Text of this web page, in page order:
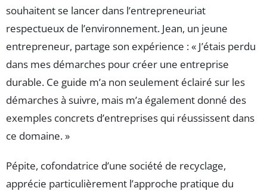
souhaitent se lancer dans l’entrepreneuriat
respectueux de l’environnement. Jean, un jeune
entrepreneur, partage son expérience : « J’étais perdu
dans mes démarches pour créer une entreprise
durable. Ce guide m’a non seulement éclairé sur les
démarches à suivre, mais m’a également donné des
exemples concrets d’entreprises qui réussissent dans
ce domaine. »
Pépite, cofondatrice d’une société de recyclage,
apprécie particulièrement l’approche pratique du